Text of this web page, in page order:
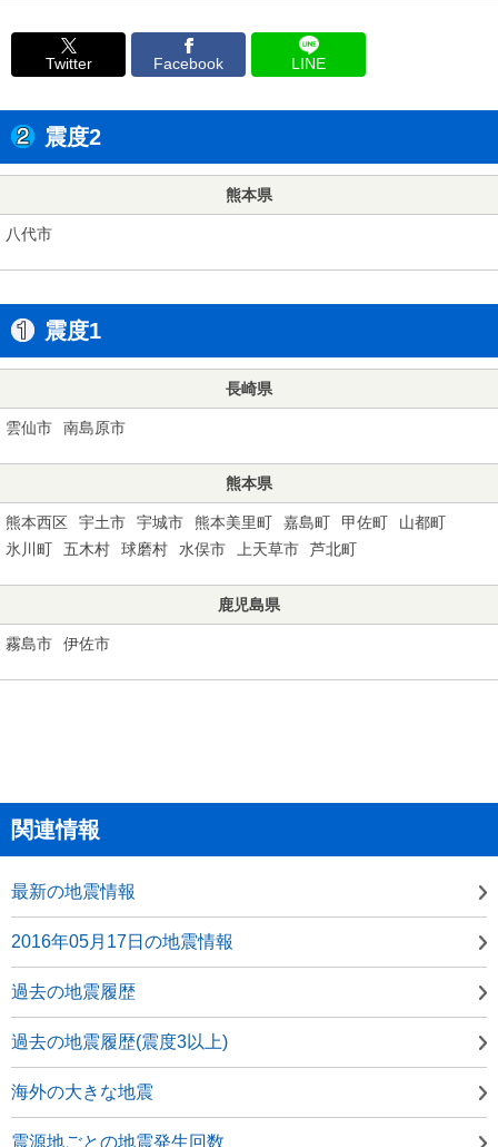
Twitter Facebook LINE
震度2
熊本県
八代市
震度1
長崎県
雲仙市 南島原市
熊本県
熊本西区 宇土市 宇城市 熊本美里町 嘉島町 甲佐町
山都町
氷川町
五木村 球磨村 水俣市 上天草市 芦北町
鹿児島県
霧島市 伊佐市
関連情報
最新の地震情報
2016年05月17日の地震情報
過去の地震履歴
過去の地震履歴(震度3以上)
海外の大きな地震
震源地ごとの地震発生回数